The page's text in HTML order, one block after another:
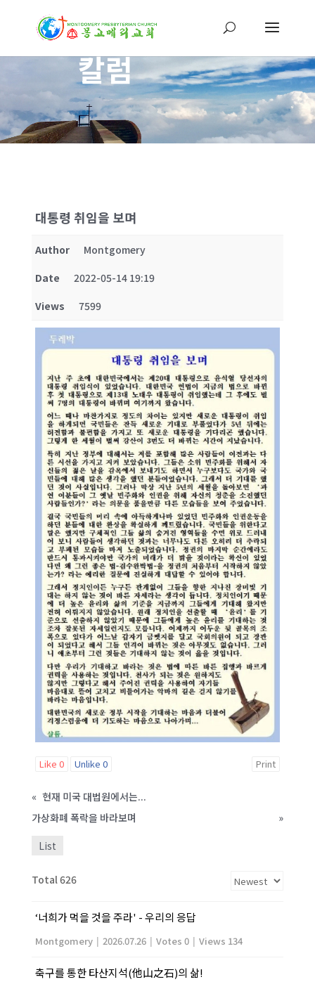
칼럼
대통령 취임을 보며
Author
Montgomery
Date
2022-05-14 19:19
Views
7599
Like 0 Unlike 0 Print
« 현재 미국 대법원에서는...
가상화폐 폭락을 바라보며
»
List
Total 626
‘너희가 먹을 것을 주라' - 우리의 응답
Montgomery | 2026.07.26 | Votes 0 | Views 134
축구를 통한 타산지석(他山之石)의 삶!